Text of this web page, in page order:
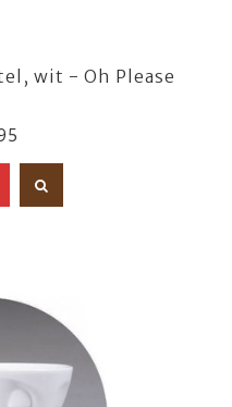
wit - Oh Please